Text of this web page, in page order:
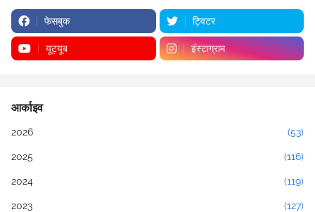
फेसबुक ट्विटर
यूट्यूब इंस्टाग्राम
आर्काइव
2026 (53)
2025 (116)
2024 (119)
2023 (127)